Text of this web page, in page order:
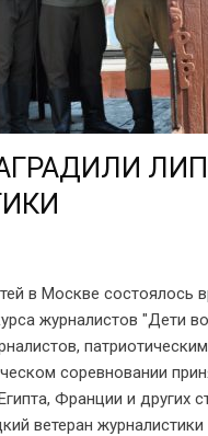
в Москве состоялось
журналистов "Дети
соревновании
Франции и
ветеран